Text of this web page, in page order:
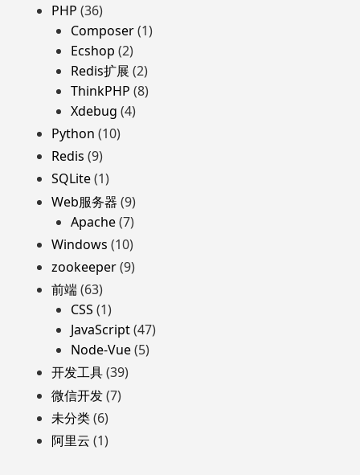
PHP (36)
Composer(1)
Ecshop (2)
Redis扩展 (2)
ThinkPHP (8)
Xdebug (4)
Python (10)
Redis (9)
SQLite(1)
Web服务器 (9)
Apache(7)
Windows (10)
zookeeper(9)
前端(63)
CSS (1)
JavaScript(47)
Node-Vue(5)
开发工具(39)
微信开发(7)
未分类(6)
阿里云 (1)